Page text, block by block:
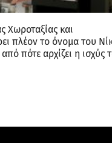
Χωροταξίας και
πλέον το όνομα του
πότε αρχίζει η ισχύς